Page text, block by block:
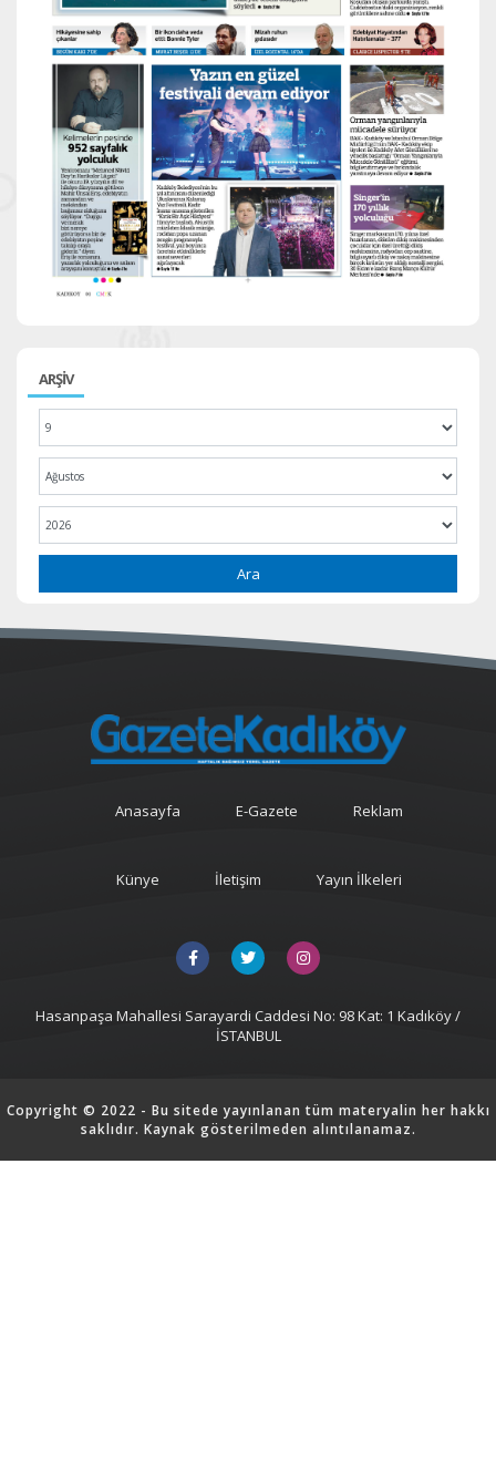
ARŞİV
Ara
Anasayfa E-Gazete Reklam
Künye İletişim Yayın İlkeleri
Hasanpaşa Mahallesi Sarayardi Caddesi No: 98 Kat: 1 Kadıköy /
İSTANBUL
Copyright © 2022 - Bu sitede yayınlanan tüm materyalin her hakkı
saklıdır. Kaynak gösterilmeden alıntılanamaz.